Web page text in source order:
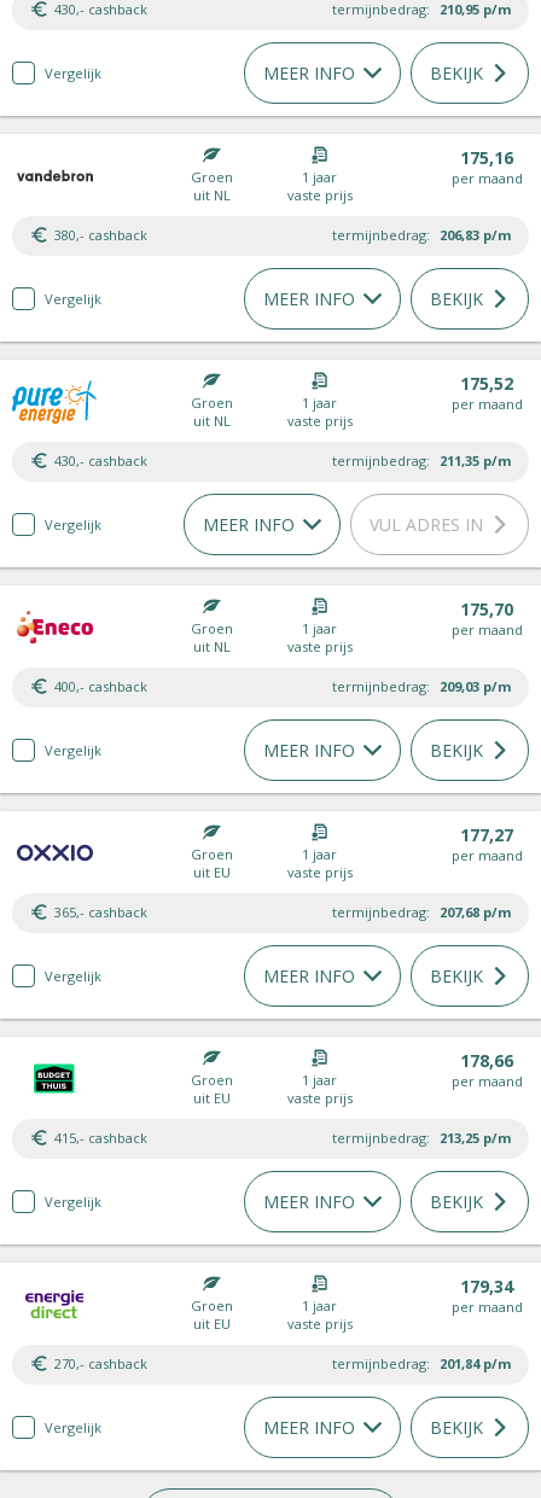
430,- cashback termijnbedrag: 210,95 p/m
Vergelijk MEER INFO BEKIJK
Groen
uit NL
1 jaar
vaste prijs
175,16
per maand
380,- cashback termijnbedrag: 206,83 p/m
Vergelijk MEER INFO BEKIJK
Groen
uit NL
1 jaar
vaste prijs
175,52
per maand
430,- cashback termijnbedrag: 211,35 p/m
Vergelijk MEER INFO VUL ADRES IN
Groen
uit NL
1 jaar
vaste prijs
175,70
per maand
400,- cashback termijnbedrag: 209,03 p/m
Vergelijk MEER INFO BEKIJK
Groen
uit EU
1 jaar
vaste prijs
177,27
per maand
365,- cashback termijnbedrag: 207,68 p/m
Vergelijk MEER INFO BEKIJK
Groen
uit EU
1 jaar
vaste prijs
178,66
per maand
415,- cashback termijnbedrag: 213,25 p/m
Vergelijk MEER INFO BEKIJK
Groen
uit EU
1 jaar
vaste prijs
179,34
per maand
270,- cashback termijnbedrag: 201,84 p/m
Vergelijk MEER INFO BEKIJK